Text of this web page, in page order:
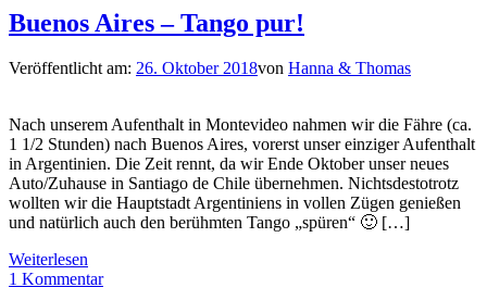
Buenos Aires – Tango pur!
Veröffentlicht am: 26. Oktober 2018von Hanna & Thomas
Nach unserem Aufenthalt in Montevideo nahmen wir die Fähre (ca.
1 1/2 Stunden) nach Buenos Aires, vorerst unser einziger Aufenthalt
in Argentinien. Die Zeit rennt, da wir Ende Oktober unser neues
Auto/Zuhause in Santiago de Chile übernehmen. Nichtsdestotrotz
wollten wir die Hauptstadt Argentiniens in vollen Zügen genießen
und natürlich auch den berühmten Tango „spüren“ 🙂 […]
Weiterlesen
1 Kommentar